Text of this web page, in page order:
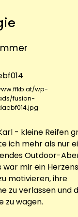
wp-
fusion-
- kleine Reifen
ich mehr als nur
Outdoor-
war mir ein
motivieren, ihre
zu verlassen und
zu wagen.